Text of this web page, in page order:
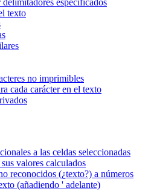
especificados
texto
no imprimibles
cada carácter en el texto
a las celdas seleccionadas
valores calculados
reconocidos (¿texto?) a números
(añadiendo ' adelante)